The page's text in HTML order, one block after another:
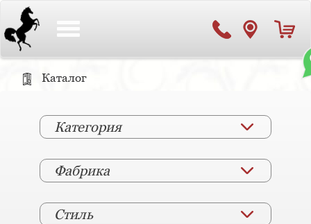
Каталог
Категория
Фабрика
Стиль